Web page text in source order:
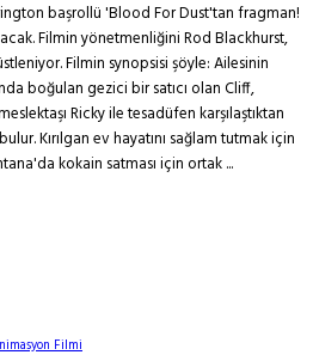
başrollü 'Blood For Dust'tan fragman!
Filmin yönetmenliğini Rod Blackhurst,
Filmin synopsisi şöyle: Ailesinin
boğulan gezici bir satıcı olan Cliff,
Ricky ile tesadüfen karşılaştıktan
Kırılgan ev hayatını sağlam tutmak için
kokain satması için ortak ...
Filmi